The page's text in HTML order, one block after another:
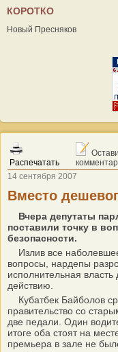
КОРОТКО
Новый Пресняков
Распечатать
14 сентября 2007
Вместо
Вчера депутаты
поставили точку в
безопасности.
Излив все
вопросы, нардепы
исполнительная власть
действию.
Кубатбек Байболов
правительство со
две педали. Один
итоге оба стоят на
премьера в зале не